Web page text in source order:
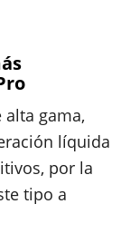
gama,
líquida
por la
tipo a